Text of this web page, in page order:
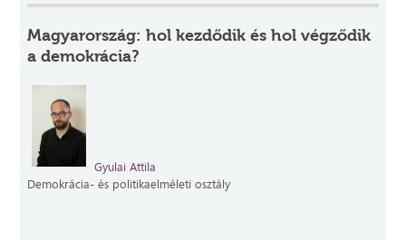
Magyarország: hol kezdődik és hol végződik
a demokrácia?
Gyulai Attila
Demokrácia- és politikaelméleti osztály